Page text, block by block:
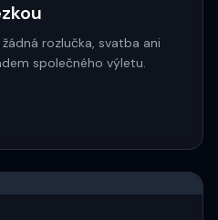
rozlučka, svatba ani
společného výletu.